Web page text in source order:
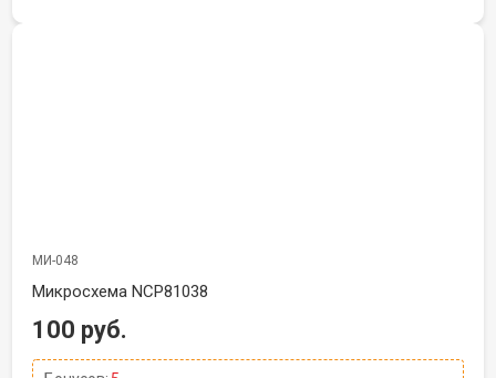
МИ-048
Микросхема NCP81038
100 руб.